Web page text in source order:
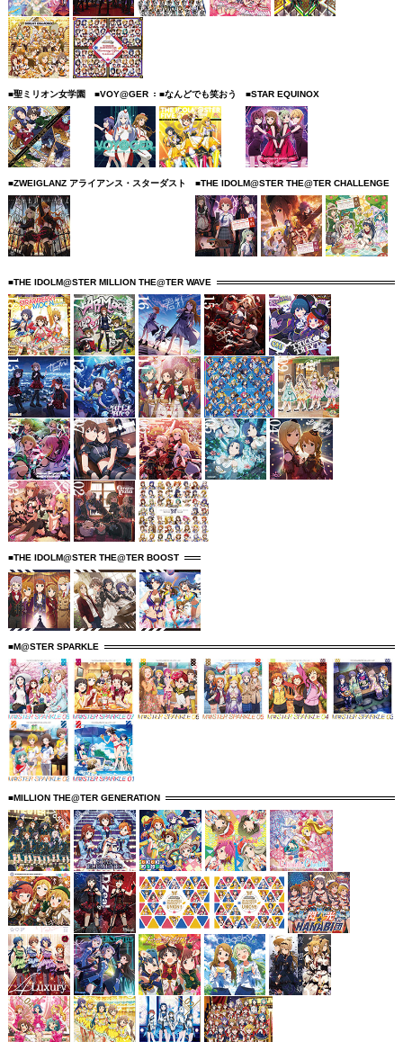
■聖ミリオン女学園 ■VOY@GER ■なんどでも笑おう ■STAR EQUINOX
■ZWEIGLANZ アライアンス・スターダスト ■THE IDOLM@STER THE@TER CHALLENGE
■THE IDOLM@STER MILLION THE@TER WAVE
■THE IDOLM@STER THE@TER BOOST
■M@STER SPARKLE
■MILLION THE@TER GENERATION